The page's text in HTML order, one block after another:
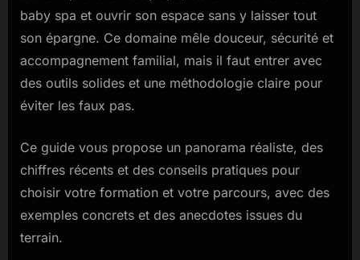
devenir
praticien
certifié
baby spa et ouvrir son espace sans y laisser tout
son épargne. Ce domaine mêle douceur, sécurité et
accompagnement familial, mais il faut entrer avec
des outils solides et une méthodologie claire pour
éviter les faux pas.
Ce guide vous propose un panorama réaliste, des
chiffres récents et des conseils pratiques pour
choisir votre formation et votre parcours, avec des
exemples concrets et des anecdotes issues du
terrain.